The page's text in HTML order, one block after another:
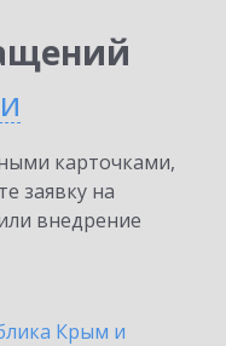
карточками,
заявку на
внедрение
Крым и